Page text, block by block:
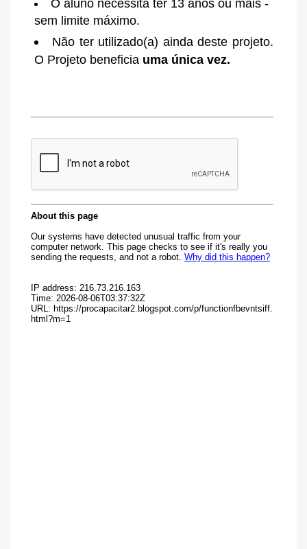
O aluno necessita ter 13 anos ou mais -
sem limite máximo.
Não ter utilizado(a) ainda deste projeto.
O Projeto beneficia uma única vez.